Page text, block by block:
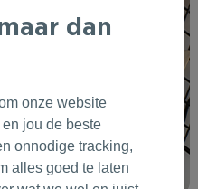
dan
onze website
jou de beste
onnodige tracking,
alles goed te laten